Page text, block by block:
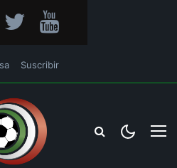
Suscribir